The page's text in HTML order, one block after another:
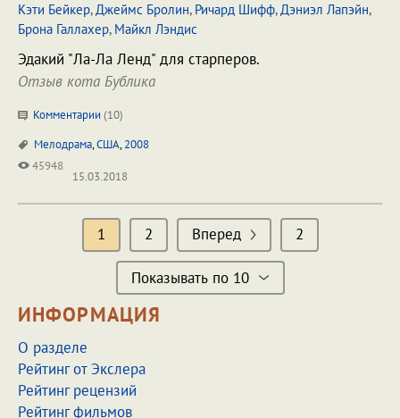
Кэти Бейкер,Джеймс Бролин, Ричард Шифф,Дэниэл Лапэйн,
Брона Галлахер, Майкл Лэндис
Эдакий "Ла-Ла Ленд" для старперов.
Отзыв кота Бублика
Комментарии (10)
Мелодрама,США,2008
45948
15.03.2018
1 2 Вперед 2
Показывать по 10
ИНФОРМАЦИЯ
О разделе
Рейтинг от Экслера
Рейтинг рецензий
Рейтинг фильмов